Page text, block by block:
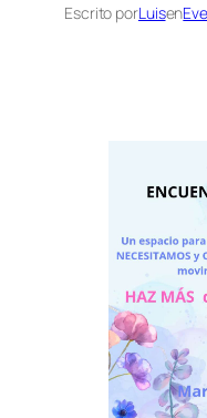
Escrito porLuisen